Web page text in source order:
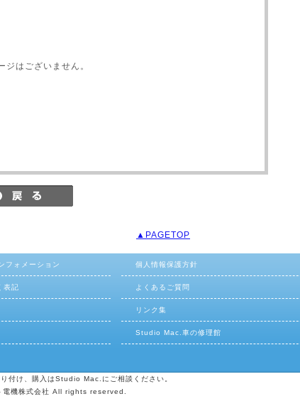
ジはございません。
▲PAGETOP
フォメーション 個人情報保護方針
表記 よくあるご質問
リンク集
Studio Mac.車の修理館
付け、購入はStudio Mac.にご相談ください。
機株式会社 All rights reserved.